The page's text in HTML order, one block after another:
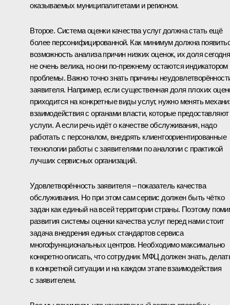
оказываемых муниципалитетами и регионом.
Второе. Система оценки качества услуг должна стать ещё
более персонифицированной. Как минимум должна
возможность анализа причин низких оценок, их доля сегодня
не очень велика, но они по-прежнему остаются индикатором
проблемы. Важно точно знать причины
заявителя. Например, если существенная доля плохих
приходится на конкретные виды услуг, нужно менять
взаимодействия с органами власти, которые предоставляют
услуги. А если речь идёт о качестве обслуживания, надо
работать с персоналом, внедрять клиентоориентированные
технологии работы с заявителями по аналогии с практикой
лучших сервисных организаций.
Удовлетворённость заявителя – показатель качества
обслуживания. Но при этом сам сервис должен быть чётко
задан как единый на всей территории страны. Поэтому
развития системы оценки качества услуг перед нами стоит
задача внедрения единых стандартов сервиса
многофункциональных центров. Необходимо максимально
конкретно описать, что сотрудник МФЦ должен знать,
в конкретной ситуации и на каждом этапе взаимодействия
с заявителем.